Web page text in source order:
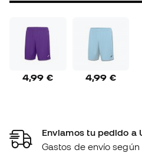
4,99 € 4,99 €
Enviamos tu pedido a
Gastos de envío